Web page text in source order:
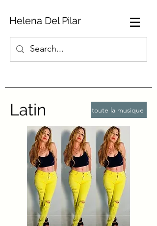
Helena Del Pilar
Latin toute la musique